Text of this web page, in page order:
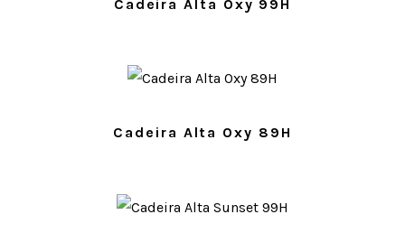
Cadeira Alta Oxy 99H
Cadeira Alta Oxy 89H